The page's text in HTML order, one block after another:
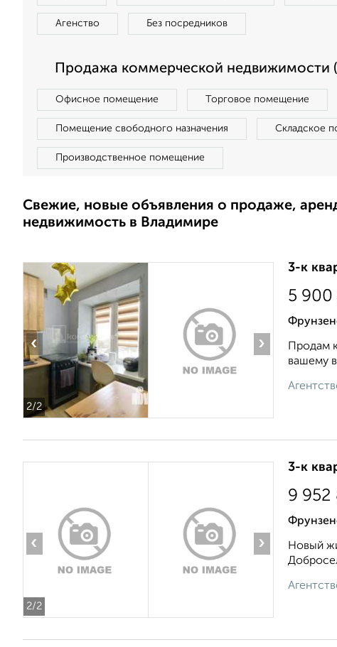
Агенство Без посредников
Продажа коммерческой недвижимости
Офисное помещение Торговое помещение
Помещение свободного назначения Складское
Производственное помещение
Свежие, новые объявления о продаже,
недвижимость в Владимире
2/2
‹ ›
3-к
5
Продам
вашему
2/2
‹ ›
3-к
9 952
Новый